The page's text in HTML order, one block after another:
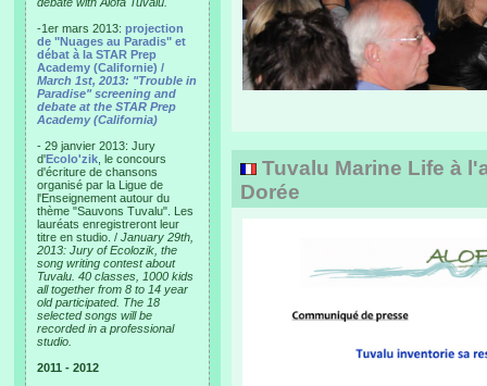
-1er mars 2013: projection
de "Nuages au Paradis" et
débat à la STAR Prep
Academy (Californie) /
March 1st, 2013: "Trouble in
Paradise" screening and
debate at the STAR Prep
Academy (California)
- 29 janvier 2013: Jury
d'Ecolo'zik , le concours
d'écriture de chansons
organisé par la Ligue de
l'Enseignement autour du
thème "Sauvons Tuvalu". Les
lauréats enregistreront leur
titre en studio. / January 29th,
2013: Jury of Ecolozik, the
song writing contest about
Tuvalu. 40 classes, 1000 kids
all together from 8 to 14 year
old participated. The 18
selected songs will be
recorded in a professional
studio.
2011 - 2012
Tuvalu Marine Life à
Dorée